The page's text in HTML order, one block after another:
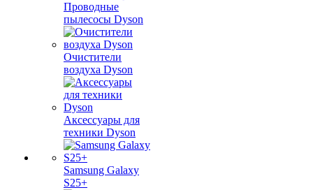
Проводные
пылесосы Dyson
Очистители
воздуха Dyson
Аксессуары для
техники Dyson
Samsung Galaxy
S25+